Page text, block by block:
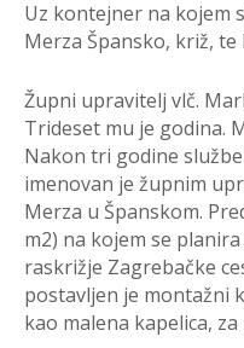
Uz kontejner na kojem
Merza Špansko, križ,
Župni upravitelj vlč.
Trideset mu je godina.
Nakon tri godine
imenovan je župnim
Merza u Španskom.
m2) na kojem se
raskrižje Zagrebačke
postavljen je montažni
kao malena kapelica,